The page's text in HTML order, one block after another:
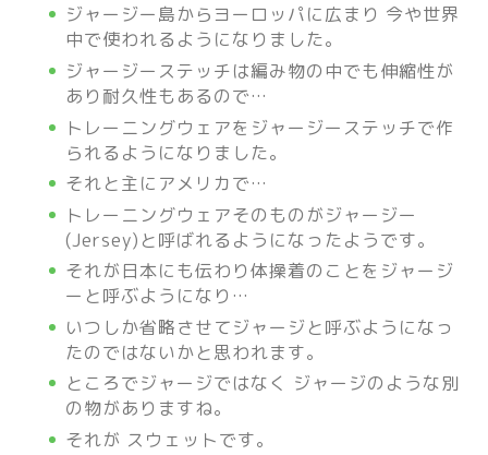
ジャージー島からヨーロッパに広まり 今や世界
中で使われるようになりました。
ジャージーステッチは編み物の中でも伸縮性が
あり耐久性もあるので…
トレーニングウェアをジャージーステッチで作
られるようになりました。
それと主にアメリカで…
トレーニングウェアそのものがジャージー
(Jersey)と呼ばれるようになったようです。
それが日本にも伝わり体操着のことをジャージ
ーと呼ぶようになり…
いつしか省略させてジャージと呼ぶようになっ
たのではないかと思われます。
ところでジャージではなく ジャージのような別
の物がありますね。
それが スウェットです。